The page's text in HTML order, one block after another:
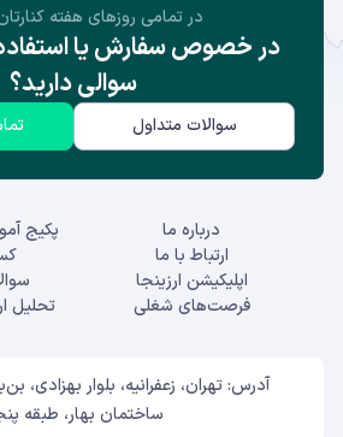
در تمامی روز‌های هفته
در خصوص سفارش یا
سوالی دارید؟
سوالات متداول
درباره ما
ارتباط با ما
اپلیکیشن ارزینجا
فرصت‌های شغلی
پکیج
تحلیل
ساختمان بهار، طبقه